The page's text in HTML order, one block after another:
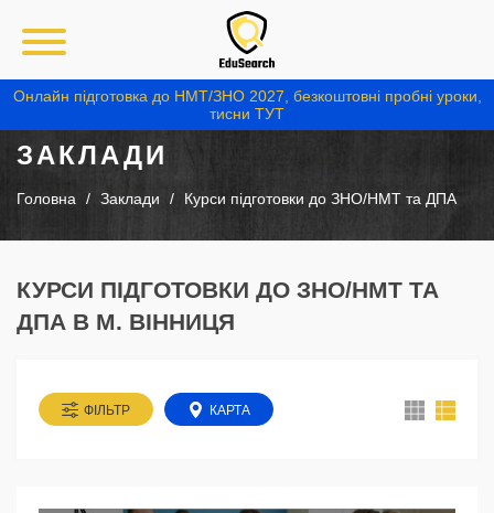
Онлайн підготовка до НМТ/ЗНО 2027, безкоштовні пробні уроки,
тисни ТУТ
ЗАКЛАДИ
Головна Заклади Курси підготовки до ЗНО/НМТ та ДПА
КУРСИ ПІДГОТОВКИ ДО ЗНО/НМТ ТА
ДПА В М. ВІННИЦЯ
ФІЛЬТР КАРТА